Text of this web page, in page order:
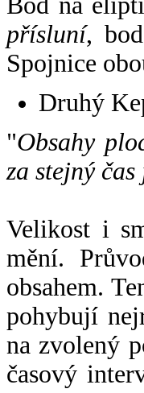
přísluní,
Spojnice
Druhý
"Obsahy
za stejný čas
Velikost i
mění.
obsahem.
pohybují
na zvolený
časový